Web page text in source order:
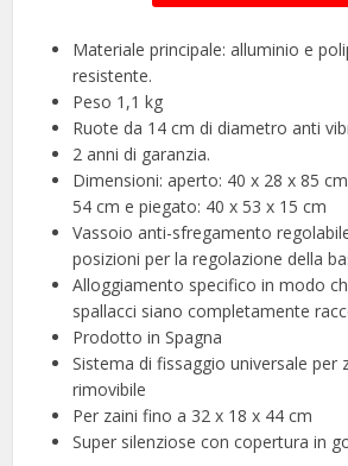
Materiale principale: alluminio e
resistente.
Peso 1,1 kg
Ruote da 14 cm di diametro anti
2 anni di garanzia.
Dimensioni: aperto: 40 x 28 x 85
54 cm e piegato: 40 x 53 x 15 cm
Vassoio anti-sfregamento
posizioni per la regolazione della
Alloggiamento specifico in modo
spallacci siano completamente
Prodotto in Spagna
Sistema di fissaggio universale per
rimovibile
Per zaini fino a 32 x 18 x 44 cm
Super silenziose con copertura in